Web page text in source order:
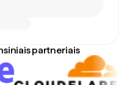
partneriais